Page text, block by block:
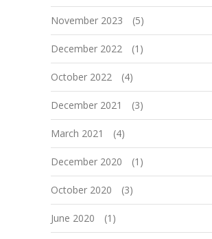
November 2023 (5)
December 2022 (1)
October 2022 (4)
December 2021 (3)
March 2021 (4)
December 2020 (1)
October 2020 (3)
June 2020 (1)